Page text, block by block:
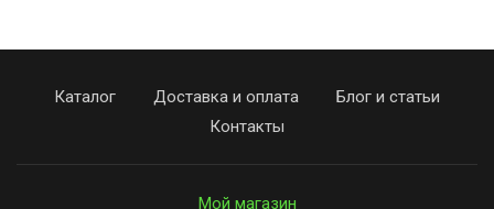
Каталог Доставка и оплата
Блог и статьи
Контакты
Мой магазин